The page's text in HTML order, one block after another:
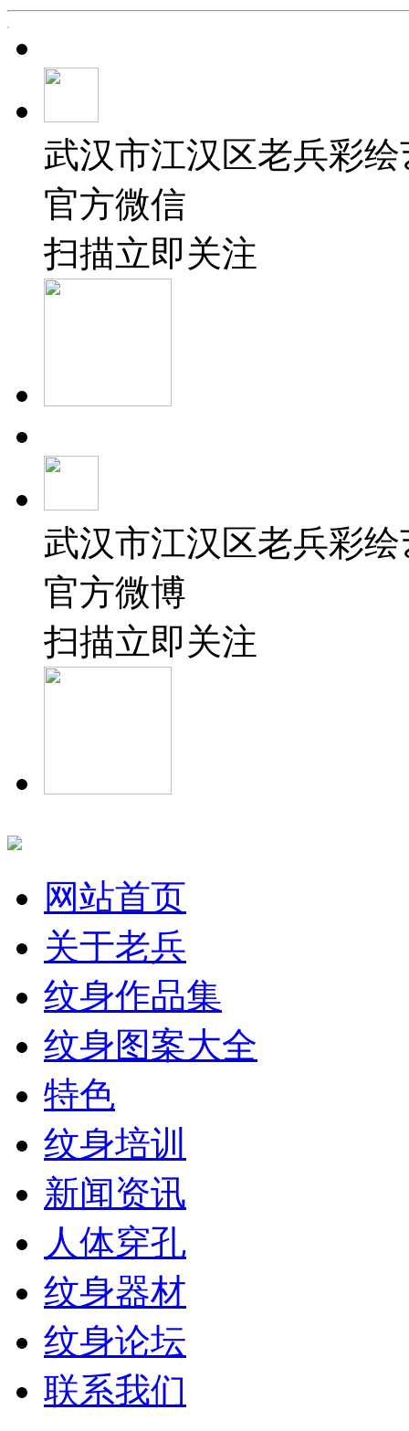
武汉市江汉区老兵彩
官方微信
扫描立即关注
武汉市江汉区老兵彩
官方微博
扫描立即关注
网站首页
关于老兵
纹身作品集
纹身图案大全
特色
纹身培训
新闻资讯
人体穿孔
纹身器材
纹身论坛
联系我们